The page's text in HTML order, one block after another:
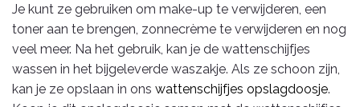
Je kunt ze gebruiken om make-up te verwijderen, een
toner aan te brengen, zonnecrème te verwijderen en nog
veel meer. Na het gebruik, kan je de wattenschijfjes
wassen in het bijgeleverde waszakje. Als ze schoon zijn,
kan je ze opslaan in ons wattenschijfjes opslagdoosje.